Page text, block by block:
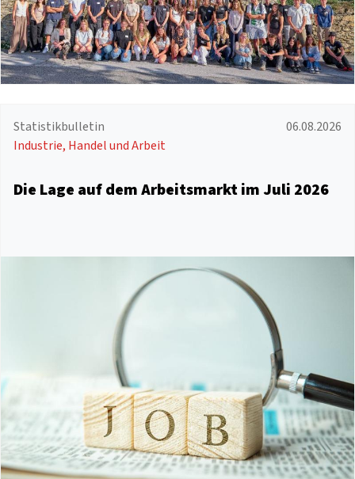
Statistikbulletin
06.08.2026
Industrie, Handel und Arbeit
Die Lage auf dem Arbeitsmarkt im Juli 2026